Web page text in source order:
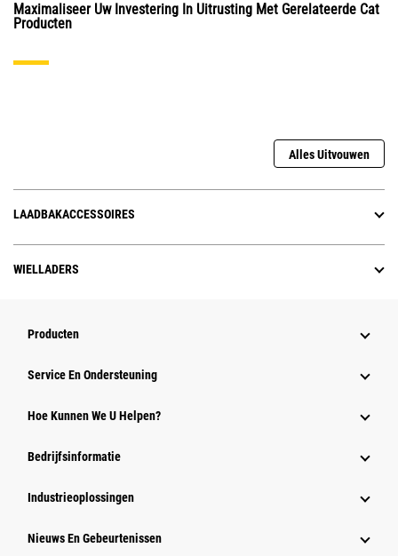
Maximaliseer Uw Investering In Uitrusting Met Gerelateerde Cat
Producten
Alles Uitvouwen
LAADBAKACCESSOIRES
WIELLADERS
Producten
Service En Ondersteuning
Hoe Kunnen We U Helpen?
Bedrijfsinformatie
Industrieoplossingen
Nieuws En Gebeurtenissen